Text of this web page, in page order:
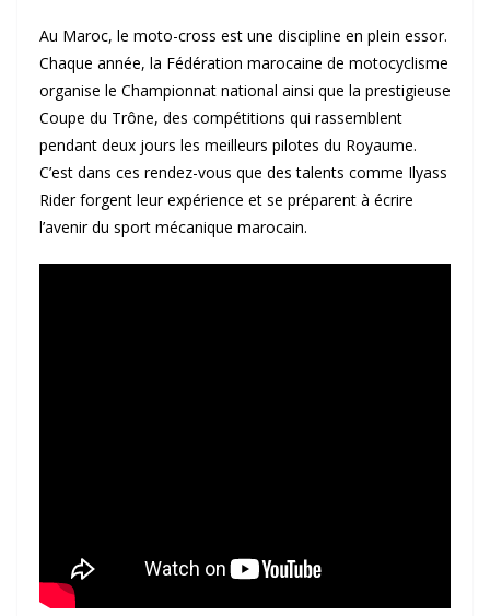
Au Maroc, le moto-cross est une discipline en plein essor.
Chaque année, la Fédération marocaine de motocyclisme
organise le Championnat national ainsi que la prestigieuse
Coupe du Trône, des compétitions qui rassemblent
pendant deux jours les meilleurs pilotes du Royaume.
C’est dans ces rendez-vous que des talents comme Ilyass
Rider forgent leur expérience et se préparent à écrire
l’avenir du sport mécanique marocain.